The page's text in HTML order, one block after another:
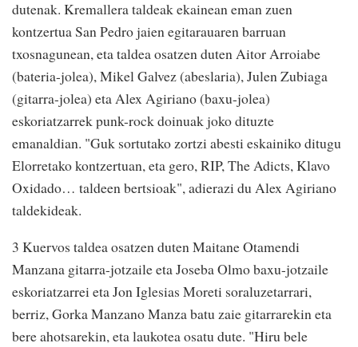
dutenak. Kremallera taldeak ekainean eman zuen
kontzertua San Pedro jaien egitarauaren barruan
txosnagunean, eta taldea osatzen duten Aitor Arroiabe
(bateria-jolea), Mikel Galvez (abeslaria), Julen Zubiaga
(gitarra-jolea) eta Alex Agiriano (baxu-jolea)
eskoriatzarrek punk-rock doinuak joko dituzte
emanaldian. "Guk sortutako zortzi abesti eskainiko ditugu
Elorretako kontzertuan, eta gero, RIP, The Adicts, Klavo
Oxidado… taldeen bertsioak", adierazi du Alex Agiriano
taldekideak.
3 Kuervos taldea osatzen duten Maitane Otamendi
Manzana gitarra-jotzaile eta Joseba Olmo baxu-jotzaile
eskoriatzarrei eta Jon Iglesias Moreti soraluzetarrari,
berriz, Gorka Manzano Manza batu zaie gitarrarekin eta
bere ahotsarekin, eta laukotea osatu dute. "Hiru bele